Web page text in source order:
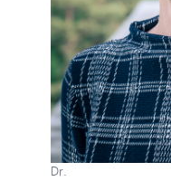
Dr.